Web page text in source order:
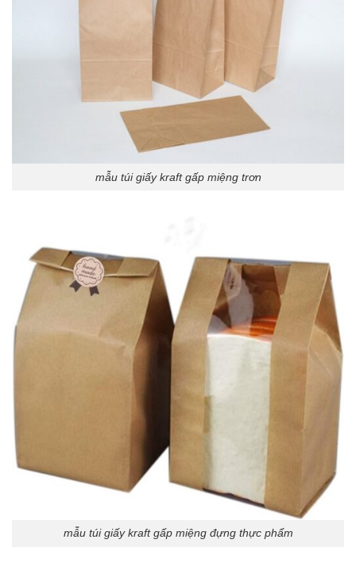
mẫu túi giấy kraft gấp miệng trơn
mẫu túi giấy kraft gấp miệng đựng thực phẩm